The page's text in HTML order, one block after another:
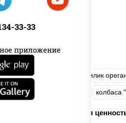
33-33
приложение
пицца соус (томаты базилик
моцарелла для пиццы колбаса
Пищевая